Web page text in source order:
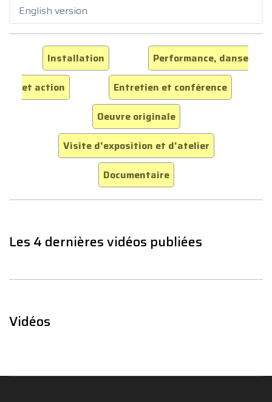
English version
Installation
Performance, danse
et action
Entretien et conférence
Oeuvre originale
Visite d'exposition et d'atelier
Documentaire
Les 4 dernières vidéos publiées
Vidéos